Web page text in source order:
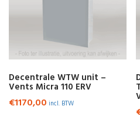
Decentrale WTW unit –
Vents Micra 110 ERV
€1170,00 incl. BTW